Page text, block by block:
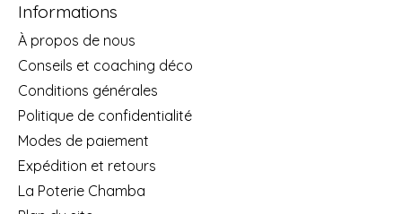
Informations
À propos de nous
Conseils et coaching déco
Conditions générales
Politique de confidentialité
Modes de paiement
Expédition et retours
La Poterie Chamba